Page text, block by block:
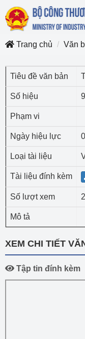
Trang chủ
Văn
Tiêu đề văn bản
Số hiệu
Phạm vi
Ngày hiệu lực
Loại tài liệu
Tài liệu đính kèm
Số lượt xem
Mô tả
XEM CHI TIẾT
Tập tin đính kèm